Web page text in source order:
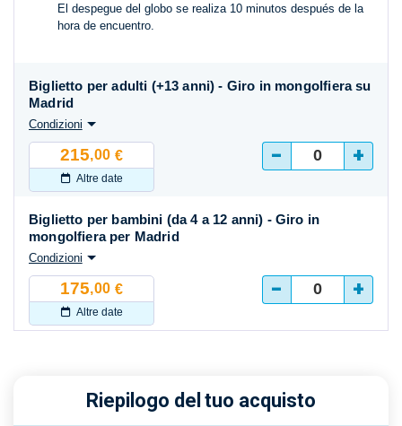
El despegue del globo se realiza 10 minutos después de la
hora de encuentro.
215,00 €
Altre date
Biglietto per adulti (+13 anni) - Giro in mongolfiera su
Madrid
Condizioni
- +
175,00 €
Altre date
Biglietto per bambini (da 4 a 12 anni) - Giro in
mongolfiera per Madrid
Condizioni
- +
Riepilogo del tuo acquisto